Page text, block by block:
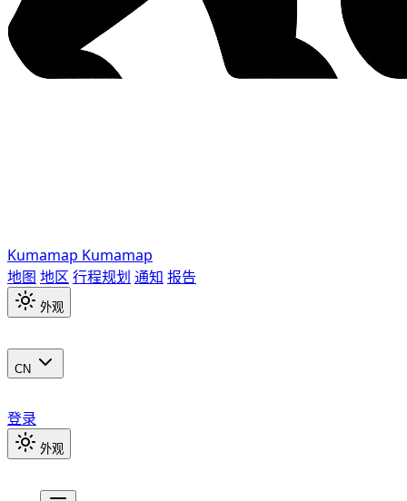
Kumamap Kumamap
地图 地区 行程规划 通知 报告
外观
CN
登录
外观